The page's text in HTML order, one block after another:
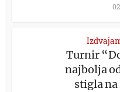
Turnir
najbolja
stigla na